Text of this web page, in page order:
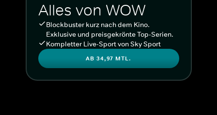
Alles von WOW
Blockbuster kurz nach dem Kino.
Exklusive und preisgekrönte Top-Serien.
Kompletter Live-Sport von Sky Sport
AB 34,97 MTL.